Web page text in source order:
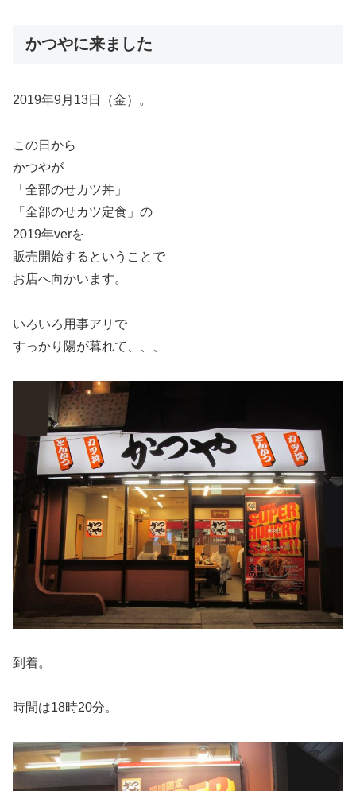
かつやに来ました
2019年9月13日（金）。
この日から
かつやが
「全部のせカツ丼」
「全部のせカツ定食」の
2019年verを
販売開始するということで
お店へ向かいます。
いろいろ用事アリで
すっかり陽が暮れて、、、
到着。
時間は18時20分。